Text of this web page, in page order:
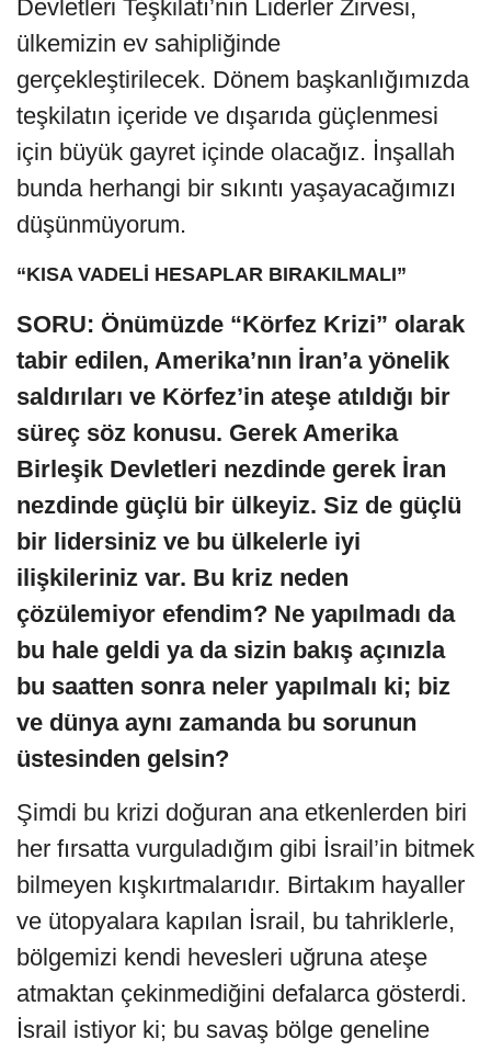
Devletleri Teşkilatı’nın Liderler Zirvesi,
ülkemizin ev sahipliğinde
gerçekleştirilecek. Dönem başkanlığımızda
teşkilatın içeride ve dışarıda güçlenmesi
için büyük gayret içinde olacağız. İnşallah
bunda herhangi bir sıkıntı yaşayacağımızı
düşünmüyorum.
“KISA VADELİ HESAPLAR BIRAKILMALI”
SORU: Önümüzde “Körfez Krizi” olarak
tabir edilen, Amerika’nın İran’a yönelik
saldırıları ve Körfez’in ateşe atıldığı bir
süreç söz konusu. Gerek Amerika
Birleşik Devletleri nezdinde gerek İran
nezdinde güçlü bir ülkeyiz. Siz de güçlü
bir lidersiniz ve bu ülkelerle iyi
ilişkileriniz var. Bu kriz neden
çözülemiyor efendim? Ne yapılmadı da
bu hale geldi ya da sizin bakış açınızla
bu saatten sonra neler yapılmalı ki; biz
ve dünya aynı zamanda bu sorunun
üstesinden gelsin?
Şimdi bu krizi doğuran ana etkenlerden biri
her fırsatta vurguladığım gibi İsrail’in bitmek
bilmeyen kışkırtmalarıdır. Birtakım hayaller
ve ütopyalara kapılan İsrail, bu tahriklerle,
bölgemizi kendi hevesleri uğruna ateşe
atmaktan çekinmediğini defalarca gösterdi.
İsrail istiyor ki; bu savaş bölge geneline